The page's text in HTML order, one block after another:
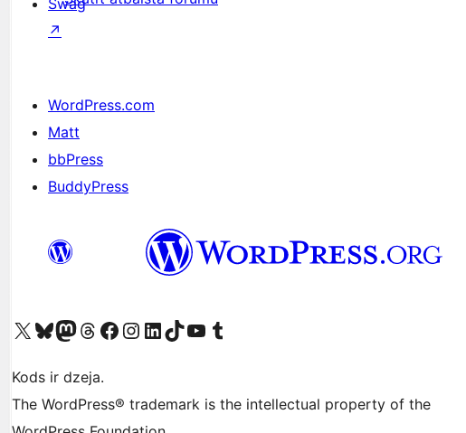
Swag
↗
WordPress.com
Matt
bbPress
BuddyPress
Apmeklējiet mūsu X (agrāk Twitter) kontu
Apmeklējiet mūsu Bluesky kontu
Apmeklējiet mūsu Mastodon kontu
Apmeklējiet mūsu Threads kontu
Apmeklējiet mūsu Facebook lapuApmeklējiet mūsu Instagram kontu
Apmeklējiet mūsu LinkedIn kontu
Apmeklējiet mūsu TikTok kontu
Apmeklējiet mūsu YouTube kanālu
Apmeklējiet mūsu Tumblr kontu
Kods ir dzeja.
The WordPress® trademark is the intellectual property of the